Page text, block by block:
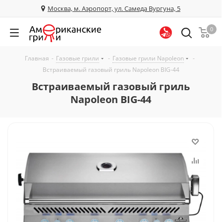
Москва, м. Аэропорт, ул. Самеда Вургуна, 5
0
Главная - Газовые грили - Газовые грили Napoleon
-
Встраиваемый газовый гриль Napoleon BIG-44
Встраиваемый газовый гриль
Napoleon BIG-44